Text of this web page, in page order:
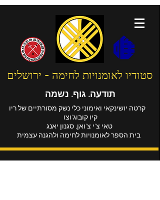
סטודיו לאומנויות לחימה - ירושלים
תודעה. גוף. נשמה
קרטה יושינקאי ואימוני כלי נשק מסורתיים של ריו
קיו קובוג'וצו
טאי צ'י צ'ואן, סגנון יאנג
בית הספר לאומנויות לחימה ולהגנה עצמית